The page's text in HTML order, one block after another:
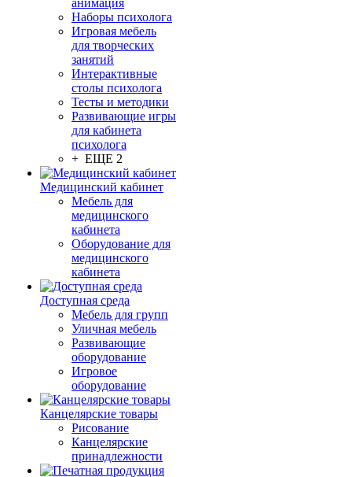
анимация
Наборы психолога
Игровая мебель
для творческих
занятий
Интерактивные
столы психолога
Тесты и методики
Развивающие игры
для кабинета
психолога
+ ЕЩЕ 2
Медицинский кабинет
Мебель для
медицинского
кабинета
Оборудование для
медицинского
кабинета
Доступная среда
Мебель для групп
Уличная мебель
Развивающие
оборудование
Игровое
оборудование
Канцелярские товары
Рисование
Канцелярские
принадлежности